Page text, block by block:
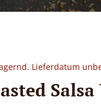
Lieferdatum